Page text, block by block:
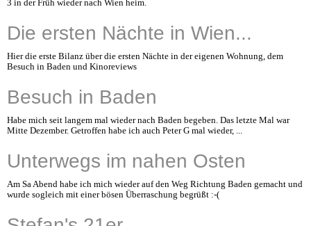
3 in der Früh wieder nach Wien heim.
Die ersten Nächte in Wien...
Hier die erste Bilanz über die ersten Nächte in der eigenen Wohnung, dem
Besuch in Baden und Kinoreviews
Besuch in Baden
Habe mich seit langem mal wieder nach Baden begeben. Das letzte Mal war
Mitte Dezember. Getroffen habe ich auch Peter G mal wieder, ...
Unterwegs im nahen Osten
Am Sa Abend habe ich mich wieder auf den Weg Richtung Baden gemacht und
wurde sogleich mit einer bösen Überraschung begrüßt :-(